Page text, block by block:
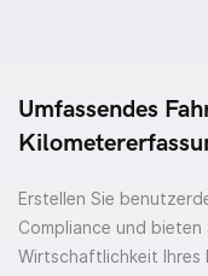
Umfassendes
Erstellen Sie
Compliance und
Wirtschaftlichkeit Ihres